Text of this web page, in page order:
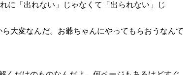
に「出れない」じゃなくて「出られない」じ
大変なんだ。お爺ちゃんにやってもらおうなんて